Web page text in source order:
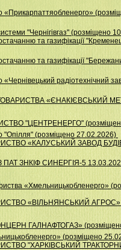
"Чернігівгаз" (розміщено
та газифікації
та газифікації
радіотехнічний
ТОВАРИСТВА «ЄНАКІЄВСЬКИЙ
"ЦЕНТРЕНЕРГО"
"Опілля" (розміщено 27.02.2026)
«КАЛУСЬКИЙ ЗАВОД
ПАТ ЗНКІФ СИНЕРГІЯ-5
«Хмельницькобленерго»
«ВІЛЬНЯНСЬКИЙ АГРОС»
ГАЛНАФТОГАЗ»
(розміщено
"ХАРКIВСЬКИЙ